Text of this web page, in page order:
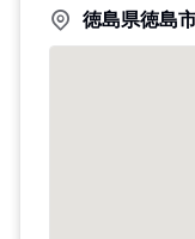
徳島県徳島